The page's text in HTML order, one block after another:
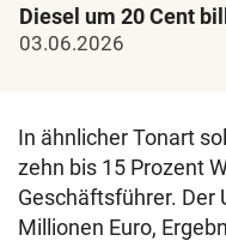
Diesel um 20 Cent
03.06.2026
In ähnlicher Tonart
zehn bis 15 Prozent
Geschäftsführer. Der
Millionen Euro,